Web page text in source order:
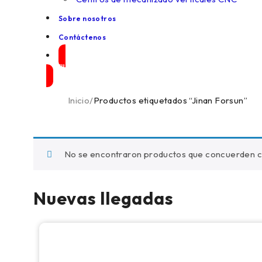
Sobre nosotros
Contáctenos
Maquinas en venta
Inicio/Productos etiquetados “Jinan Forsun”
No se encontraron productos que concuerden
Nuevas llegadas